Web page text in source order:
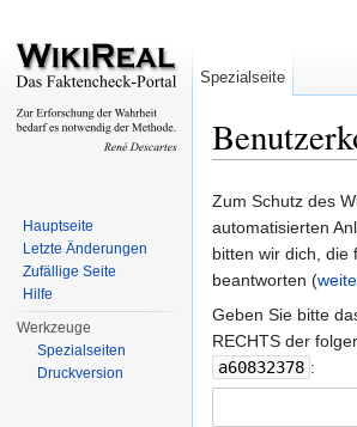
Zum Schutz des
automatisierten
bitten wir dich, die
beantworten (
Geben Sie bitte
RECHTS der
a60832378 :
Spezialseite
Hauptseite
Letzte Änderungen
Zufällige Seite
Hilfe
Werkzeuge
Spezialseiten
Druckversion